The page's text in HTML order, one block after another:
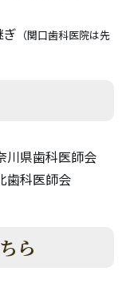
ぎ （関口歯科医院は先
川県歯科医師会
歯科医師会
ら